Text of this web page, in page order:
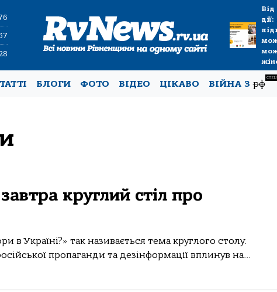
БЛОГИ ФОТО ВІДЕО ЦІКАВО ВІЙНА Зрф
круглий стіл про
в Україні?» так називається тема круглого столу.
пропаганди та дезінформації вплинув на...